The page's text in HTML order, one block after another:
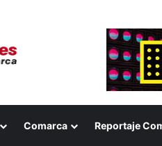
Comarca Reportaje